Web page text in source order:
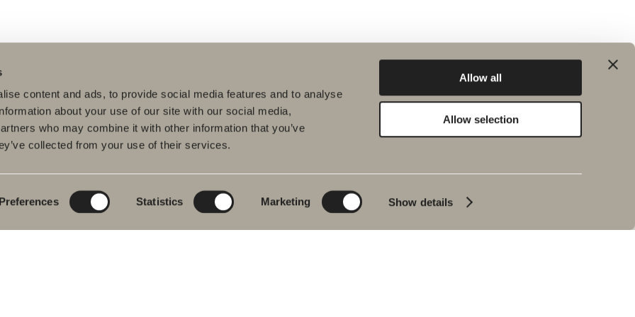
content and ads, to provide social media features and to analyse
about your use of our site with our social media,
who may combine it with other information that you’ve
collected from your use of their services.
Preferences Statistics Marketing Show details
Allow all
Allow selection
&
Serier
Poem Soft
Nyheter till
badrummet
Möbelserier
Granitkeramik
Ritverktyg
Ditt badrum digitalt
Rita i 3D
Skapa badrummet
Planet
Product
People
Produktkatalog
Blyertssvart
Hemma hos våra